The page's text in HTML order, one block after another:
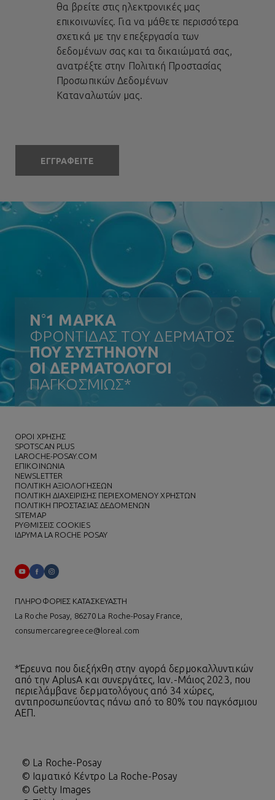
θα βρείτε στις ηλεκτρονικές μας
επικοινωνίες. Για να μάθετε περισσότερα
σχετικά με την επεξεργασία των
δεδομένων σας και τα δικαιώματά σας,
ανατρέξτε στην Πολιτική Προστασίας
Προσωπικών Δεδομένων
Καταναλωτών μας.
ΕΓΓΡΑΦΕΙΤΕ
N°1 ΜΑΡΚΑ
ΦΡΟΝΤΙΔΑΣ ΤΟΥ ΔΕΡΜΑΤΟΣ
ΠΟΥ ΣΥΣΤΗΝΟΥΝ
ΟΙ ΔΕΡΜΑΤΟΛΟΓΟΙ
ΠΑΓΚΟΣΜΙΩΣ*
ΌΡΟΙ ΧΡΗΣΗΣ
SPOTSCAN PLUS
LAROCHE-POSAY.COM
ΕΠΙΚΟΙΝΩΝΙΑ
NEWSLETTER
ΠΟΛΙΤΙΚΗ ΑΞΙΟΛΟΓΗΣΕΩΝ
ΠΟΛΙΤΙΚΗ ΔΙΑΧΕΙΡΙΣΗΣ ΠΕΡΙΕΧΟΜΕΝΟΥ ΧΡΗΣΤΩΝ
ΠΟΛΙΤΙΚΗ ΠΡΟΣΤΑΣΙΑΣ ΔΕΔΟΜΕΝΩΝ
SITEMAP
ΡΥΘΜΙΣΕΙΣ COOKIES
ΙΔΡΥΜΑ LA ROCHE POSAY
ΠΛΗΡΟΦΟΡΙΕΣ ΚΑΤΑΣΚΕΥΑΣΤΗ
La Roche Posay, 86270 La Roche-Posay France,
consumercaregreece@loreal.com
*Έρευνα που διεξήχθη στην αγορά δερμοκαλλυντικών
από την AplusA και συνεργάτες, Ιαν.-Μάιος 2023, που
περιελάμβανε δερματολόγους από 34 χώρες,
αντιπροσωπεύοντας πάνω από το 80% του παγκόσμιου
ΑΕΠ.
© La Roche-Posay
© Ιαματικό Κέντρο La Roche-Posay
© Getty Images